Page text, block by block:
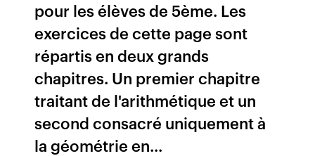
pour les élèves de 5ème. Les
exercices de cette page sont
répartis en deux grands
chapitres. Un premier chapitre
traitant de l'arithmétique et un
second consacré uniquement à
la géométrie en...